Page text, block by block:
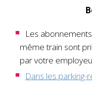
Les
même train sont
par votre
Dans les parking-